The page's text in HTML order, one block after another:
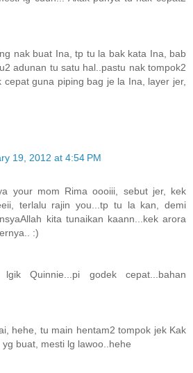
nak buat Ina, tp tu la bak kata Ina, bab
adunan tu satu hal..pastu nak tompok2
cepat guna piping bag je la Ina, layer jer,
19, 2012 at 4:54 PM
your mom Rima oooiii, sebut jer, kek
terlalu rajin you...tp tu la kan, demi
kita tunaikan kaann...kek arora
:)
Quinnie...pi godek cepat...bahan
hehe, tu main hentam2 tompok jek Kak
buat, mesti lg lawoo..hehe